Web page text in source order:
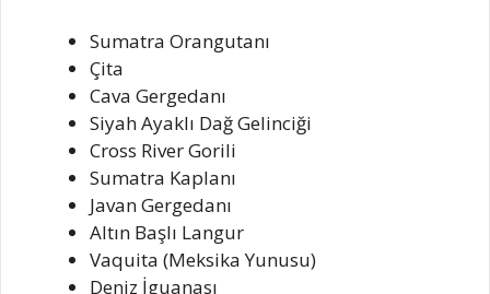
Sumatra Orangutanı
Çita
Cava Gergedanı
Siyah Ayaklı Dağ Gelinciği
Cross River Gorili
Sumatra Kaplanı
Javan Gergedanı
Altın Başlı Langur
Vaquita (Meksika Yunusu)
Deniz İguanası